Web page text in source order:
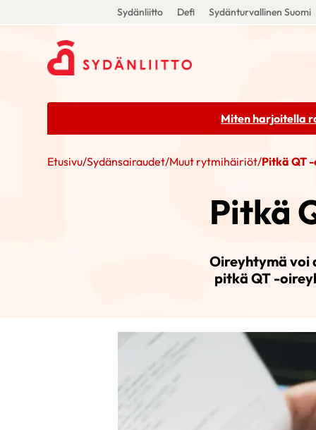
Sydänliitto Defi Sydänturvallinen Suomi
Miten harjoitella
Etusivu/Sydänsairaudet/Muut rytmihäiriöt/Pitkä QT
Pitkä
Oireyhtymä voi
pitkä QT -